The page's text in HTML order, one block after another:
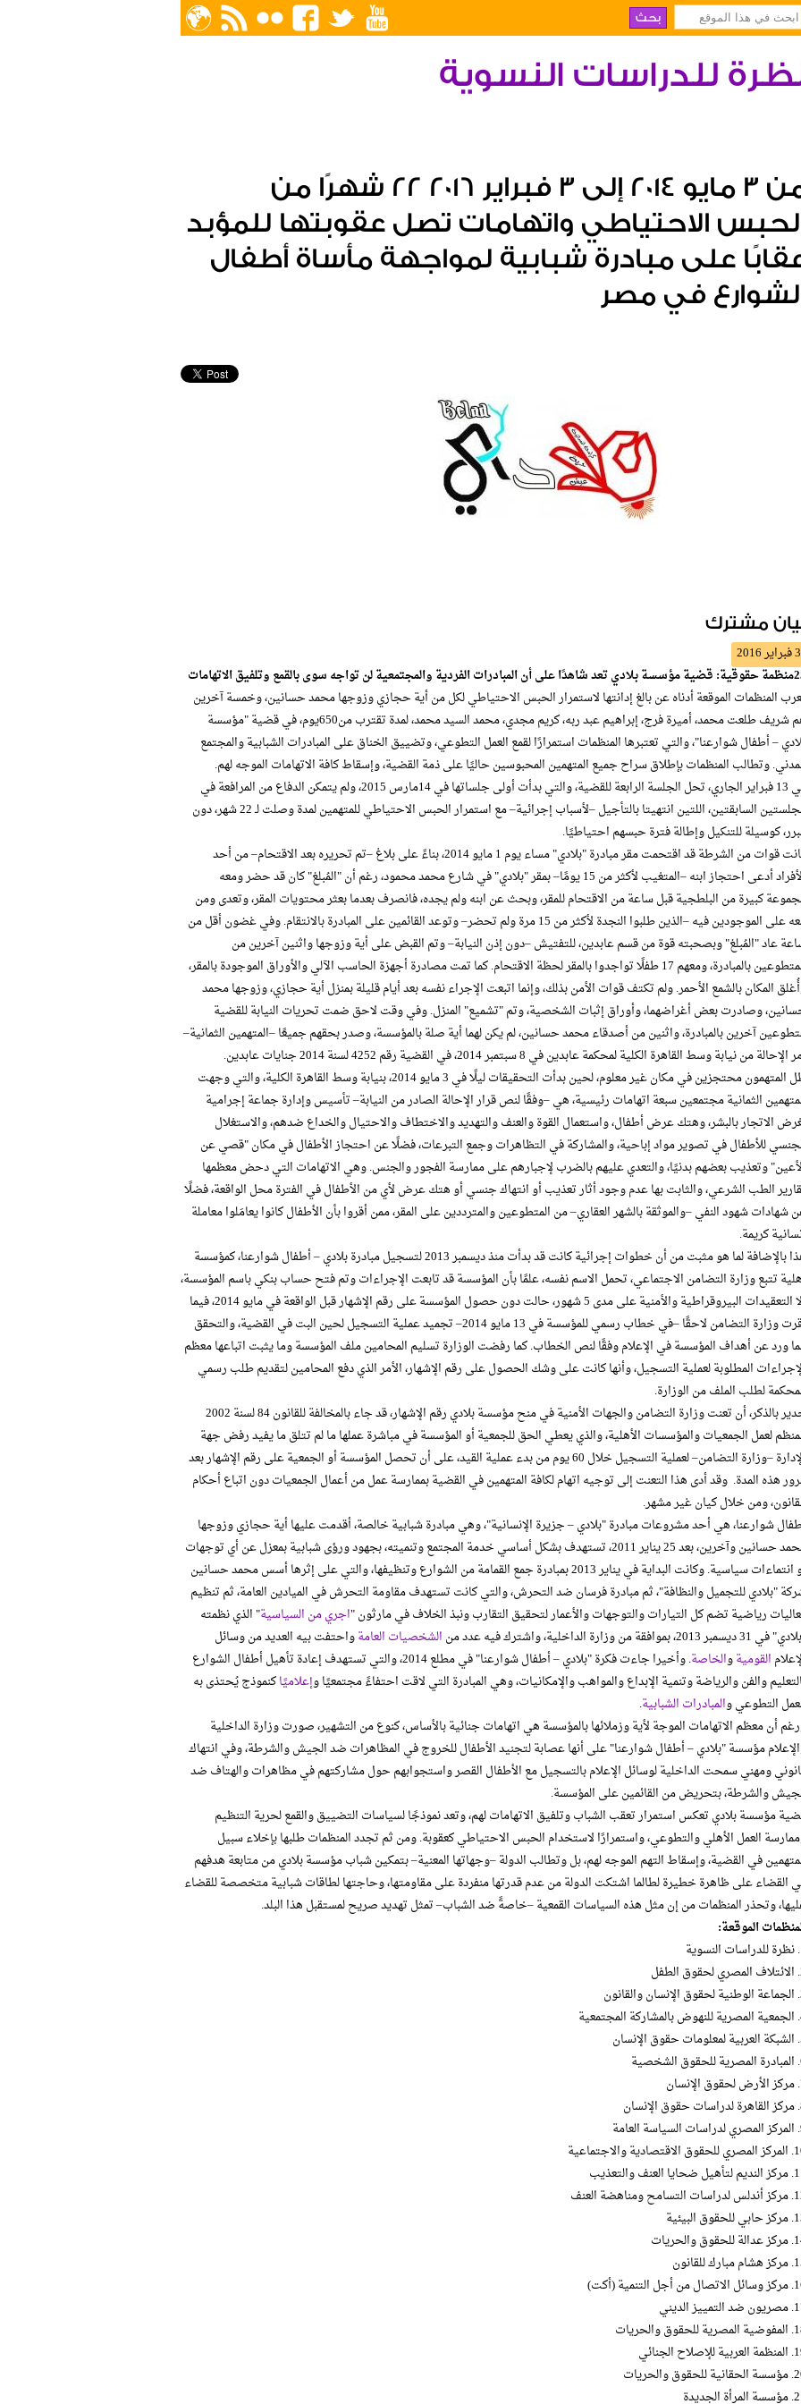
للدراسات النسوية
من 3 مايو 2014 إلى 3 فبراير 2016 22 شهرًا من
الاحتياطي واتهامات تصل عقوبتها للمؤبد
على مبادرة شبابية لمواجهة مأساة أطفال
في مصر
مشترك
3 فبراير 2016
لن تواجه سوى بالقمع وتلفيق الاتهامات
المنظمات الموقعة أدناه عن بالغ إدانتها لاستمرار الحبس الاحتياطي لكل من أية حجازي وزوجها محمد حسانين، وخمسة آخرين
هم شريف طلعت محمد، أميرة فرج، إبراهيم عبد ربه، كريم مجدي، محمد السيد محمد، لمدة تقترب من650يوم، في قضية "مؤسسة
– أطفال شوارعنا"، والتي تعتبرها المنظمات استمرارًا لقمع العمل التطوعي، وتضييق الخناق على المبادرات الشبابية والمجتمع
وتطالب المنظمات بإطلاق سراح جميع المتهمين المحبوسين حاليًا على ذمة القضية، وإسقاط كافة الاتهامات الموجه لهم.
في 13 فبراير الجاري، تحل الجلسة الرابعة للقضية، والتي بدأت أولى جلساتها في 14مارس 2015، ولم يتمكن الدفاع من المرافعة في
الجلستين السابقتين، اللتين انتهيتا بالتأجيل –لأسباب إجرائية– مع استمرار الحبس الاحتياطي للمتهمين لمدة وصلت لـ 22 شهر، دون
كوسيلة للتنكيل وإطالة فترة حبسهم احتياطيًا.
كانت قوات من الشرطة قد اقتحمت مقر مبادرة "بلادي" مساء يوم 1 مايو 2014، بناءً على بلاغ –تم تحريره بعد الاقتحام– من أحد
الأفراد أدعى احتجاز ابنه –المتغيب لأكثر من 15 يومًا– بمقر "بلادي" في شارع محمد محمود، رغم أن "المُبلغ" كان قد حضر ومعه
كبيرة من البلطجية قبل ساعة من الاقتحام للمقر، وبحث عن ابنه ولم يجده، فانصرف بعدما بعثر محتويات المقر، وتعدى ومن
معه على الموجودين فيه –الذين طلبوا النجدة لأكثر من 15 مرة ولم تحضر– وتوعد القائمين على المبادرة بالانتقام. وفي غضون أقل من
عاد "المُبلغ" وبصحبته قوة من قسم عابدين، للتفتيش –دون إذن النيابة– وتم القبض على أية وزوجها واثنين آخرين من
المتطوعين بالمبادرة، ومعهم 17 طفلًا تواجدوا بالمقر لحظة الاقتحام. كما تمت مصادرة أجهزة الحاسب الآلي والأوراق الموجودة بالمقر،
المكان بالشمع الأحمر. ولم تكتف قوات الأمن بذلك، وإنما اتبعت الإجراء نفسه بعد أيام قليلة بمنزل أية حجازي، وزوجها محمد
وصادرت بعض أغراضهما، وأوراق إثبات الشخصية، وتم "تشميع" المنزل. وفي وقت لاحق ضمت تحريات النيابة للقضية
آخرين بالمبادرة، واثنين من أصدقاء محمد حسانين، لم يكن لهما أية صلة بالمؤسسة، وصدر بحقهم جميعًا –المتهمين الثمانية–
الإحالة من نيابة وسط القاهرة الكلية لمحكمة عابدين في 8 سبتمبر 2014، في القضية رقم 4252 لسنة 2014 جنايات عابدين.
ظل المتهمون محتجزين في مكان غير معلوم، لحين بدأت التحقيقات ليلًا في 3 مايو 2014، بنيابة وسط القاهرة الكلية، والتي وجهت
الثمانية مجتمعين سبعة اتهامات رئيسية، هي –وفقًا لنص قرار الإحالة الصادر من النيابة– تأسيس وإدارة جماعة إجرامية
الاتجار بالبشر، وهتك عرض أطفال، واستعمال القوة والعنف والتهديد والاختطاف والاحتيال والخداع ضدهم، والاستغلال
للأطفال في تصوير مواد إباحية، والمشاركة في التظاهرات وجمع التبرعات، فضلًا عن احتجاز الأطفال في مكان "قصي عن
وتعذيب بعضهم بدنيًا، والتعدي عليهم بالضرب لإجبارهم على ممارسة الفجور والجنس. وهي الاتهامات التي دحض معظمها
الطب الشرعي، والثابت بها عدم وجود أثار تعذيب أو انتهاك جنسي أو هتك عرض لأي من الأطفال في الفترة محل الواقعة، فضلًا
شهادات شهود النفي –والموثقة بالشهر العقاري– من المتطوعين والمترددين على المقر، ممن أقروا بأن الأطفال كانوا يعامَلوا معاملة
كريمة.
هذا بالإضافة لما هو مثبت من أن خطوات إجرائية كانت قد بدأت منذ ديسمبر 2013 لتسجيل مبادرة بلادي – أطفال شوارعنا، كمؤسسة
تتبع وزارة التضامن الاجتماعي، تحمل الاسم نفسه، علمًا بأن المؤسسة قد تابعت الإجراءات وتم فتح حساب بنكي باسم المؤسسة،
إلا التعقيدات البيروقراطية والأمنية على مدى 5 شهور، حالت دون حصول المؤسسة على رقم الإشهار قبل الواقعة في مايو 2014، فيما
أقرت وزارة التضامن لاحقًا –في خطاب رسمي للمؤسسة في 13 مايو 2014– تجميد عملية التسجيل لحين البت في القضية، والتحقق
ورد عن أهداف المؤسسة في الإعلام وفقًا لنص الخطاب. كما رفضت الوزارة تسليم المحامين ملف المؤسسة وما يثبت اتباعها معظم
المطلوبة لعملية التسجيل، وأنها كانت على وشك الحصول على رقم الإشهار، الأمر الذي دفع المحامين لتقديم طلب رسمي
لطلب الملف من الوزارة.
جدير بالذكر، أن تعنت وزارة التضامن والجهات الأمنية في منح مؤسسة بلادي رقم الإشهار، قد جاء بالمخالفة للقانون 84 لسنة 2002
لعمل الجمعيات والمؤسسات الأهلية، والذي يعطي الحق للجمعية أو المؤسسة في مباشرة عملها ما لم تتلق ما يفيد رفض جهة
الإدارة –وزارة التضامن– لعملية التسجيل خلال 60 يوم من بدء عملية القيد، على أن تحصل المؤسسة أو الجمعية على رقم الإشهار بعد
هذه المدة. وقد أدى هذا التعنت إلى توجيه اتهام لكافة المتهمين في القضية بممارسة عمل من أعمال الجمعيات دون اتباع أحكام
ومن خلال كيان غير مشهر.
شوارعنا، هي أحد مشروعات مبادرة "بلادي – جزيرة الإنسانية"، وهي مبادرة شبابية خالصة، أقدمت عليها أية حجازي وزوجها
محمد حسانين وآخرين، بعد 25 يناير 2011، تستهدف بشكل أساسي خدمة المجتمع وتنميته، بجهود ورؤى شبابية بمعزل عن أي توجهات
أو انتماءات سياسية. وكانت البداية في يناير 2013 بمبادرة جمع القمامة من الشوارع وتنظيفها، والتي على إثرها أسس محمد حسانين
"بلادي للتجميل والنظافة"، ثم مبادرة فرسان ضد التحرش، والتي كانت تستهدف مقاومة التحرش في الميادين العامة، ثم تنظيم
رياضية تضم كل التيارات والتوجهات والأعمار لتحقيق التقارب ونبذ الخلاف في مارثون "اجري من السياسية" الذي نظمته
ديسمبر 2013، بموافقة من وزارة الداخلية، واشترك فيه عدد من
الشخصيات العامةواحتفت بيه العديد من وسائل
القوميةوالخاصة
. وأخيرا جاءت فكرة "بلادي – أطفال شوارعنا" في مطلع 2014، والتي تستهدف إعادة تأهيل أطفال الشوارع
والفن والرياضة وتنمية الإبداع والمواهب والإمكانيات، وهي المبادرة التي لاقت احتفاءً مجتمعيًا وإعلاميًاكنموذج يُحتذى به
التطوعي والمبادرات الشبابية.
أن معظم الاتهامات الموجة لأية وزملائها بالمؤسسة هي اتهامات جنائية بالأساس، كنوع من التشهير، صورت وزارة الداخلية
مؤسسة "بلادي – أطفال شوارعنا" على أنها عصابة لتجنيد الأطفال للخروج في المظاهرات ضد الجيش والشرطة، وفي انتهاك
ومهني سمحت الداخلية لوسائل الإعلام بالتسجيل مع الأطفال القصر واستجوابهم حول مشاركتهم في مظاهرات والهتاف ضد
والشرطة، بتحريض من القائمين على المؤسسة.
مؤسسة بلادي تعكس استمرار تعقب الشباب وتلفيق الاتهامات لهم، وتعد نموذجًا لسياسات التضييق والقمع لحرية التنظيم
العمل الأهلي والتطوعي، واستمرارًا لاستخدام الحبس الاحتياطي كعقوبة. ومن ثم تجدد المنظمات طلبها بإخلاء سبيل
في القضية، وإسقاط التهم الموجه لهم، بل وتطالب الدولة –وجهاتها المعنية– بتمكين شباب مؤسسة بلادي من متابعة هدفهم
القضاء على ظاهرة خطيرة لطالما اشتكت الدولة من عدم قدرتها منفردة على مقاومتها، وحاجتها لطاقات شبابية متخصصة للقضاء
وتحذر المنظمات من إن مثل هذه السياسات القمعية –خاصةً ضد الشباب– تمثل تهديد صريح لمستقبل هذا البلد.
الموقعة:
والاجتماعية
والتعذيب
ومناهضة العنف
البيئية
والحريات
للقانون
التنمية (أكت)
الديني
والحريات
الجنائي
والحريات
الجديدة